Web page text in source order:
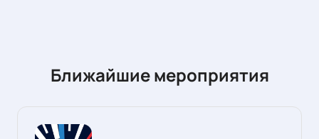
Ближайшие мероприятия